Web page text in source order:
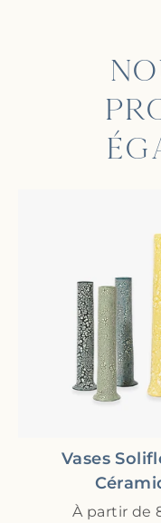
Vases
À partir de